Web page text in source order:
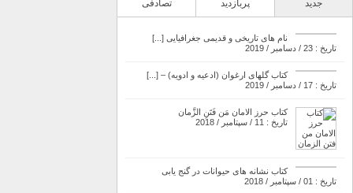
جدید پربازدید تصادفی
نام های تاریخی و قدیمی جغرافیایی [...]
تاریخ : 23 / دسامبر / 2019
کتاب گلهای ارغوان (ادعیه و ادویه) – [...]
تاریخ : 17 / دسامبر / 2019
کتاب حرز الامان مَن فَتَنِ الزَّمان
تاریخ : 11 / سپتامبر / 2018
کتاب نشانه های حیوانات در گنج یابی
تاریخ : 01 / سپتامبر / 2018